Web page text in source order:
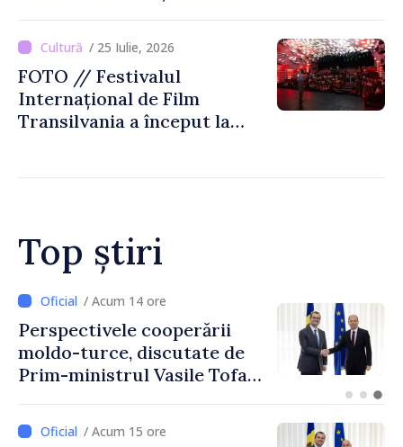
Biblioteca Națională
/ 25 Iulie, 2026
FOTO // Festivalul
Internațional de Film
Transilvania a început la
Top știri
/ Acum 12 ore
Forumul Diasporei //
Republica Moldova,
promovată în Elveția prin
exporturi
/ Acum 15 ore